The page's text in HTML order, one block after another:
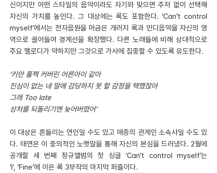
신이지만 어떤 스타일의 음악이라도 자기와 맞으면 주저 없이 선택해
자신의 가치를 높인다. 그 대상에는 록도 포함한다. ‘Can’t control
myself’에서는 전자음원을 머금은 개러지 록과 인디음악을 자신의 영
역으로 끌어들여 경계선을 확장했다. 다른 노래들에 비해 상대적으로
주요 멜로디가 약하지만 그것으로 가사에 집중할 수 있도록 유도한다.
‘키만 훌쩍 커버린 어른아이 같아
진심이 없는 네 말에 감당하지 못 할 감정을 택했잖아
그래 Too late
상처를 되돌리기엔 늦어버렸어’
이 대상은 흔들리는 연인일 수도 있고 애증의 관계인 소속사일 수도 있
다. 태연은 이 중의적인 노랫말을 통해 자신의 본심을 드러냈다. 2월에
공개할 세 번째 정규앨범의 첫 싱글 ‘Can’t control myself’는
‘I’, ‘Fine’에 이은 록 3부작의 마지막 퍼즐이다.